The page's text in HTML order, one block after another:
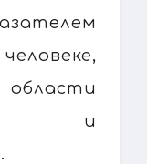
и